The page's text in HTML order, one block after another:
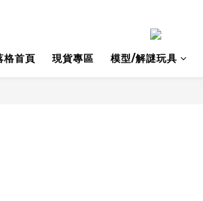
格首頁 現貨專區 模型/解謎玩具